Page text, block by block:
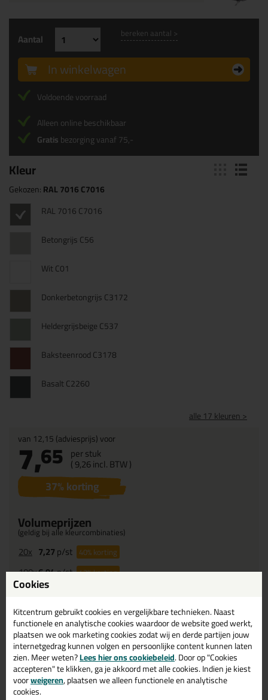
Kleur
Gekozen:RAL 7016 C7016
RAL 7016 C7016
Betongrijs C56
Wit C01
Donkerbetongrijs C3172
Heldergrijsbeige C537
Baksteenrood C3178
Basalt C2260
alle 17 kleuren >
van 12,15(adviesprijs) voor
7,65 per stuk
(9,26incl. BTW )
37% korting
Volumeprijzen
(geldig bij alle kleurcombinaties)
20x 7,27p/st 40%korting
100x6,94p/st 43%korting
200x6,65
Aantal bereken aantal >
In winkelwagen
Voldoende voorraad
Alleen online beschikbaar
Gratisbezorging vanaf 75,-
Waarom dit product?
Na 6 uurkleefvrij
Ruim kleuren aanbod
Prettig verwerkbaar
Cookies
Kitcentrum gebruikt cookies en vergelijkbare technieken. Naast
functionele en analytische cookies waardoor de website goed werkt,
plaatsen we ook marketing cookies zodat wij en derde partijen jouw
internetgedrag kunnen volgen en persoonlijke content kunnen laten
zien. Meer weten?Lees hier ons cookiebeleid. Door op "Cookies
accepteren" te klikken, ga je akkoord met alle cookies. Indien je kiest
voorweigeren, plaatsen we alleen functionele en analytische
cookies.